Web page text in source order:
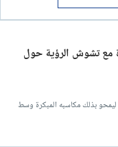
مع تشوش الرؤية حول
ليمحو بذلك مكاسبه المبكرة وسط